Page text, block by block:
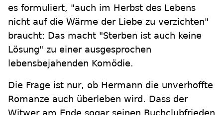
es formuliert, "auch im Herbst des Lebens
nicht auf die Wärme der Liebe zu verzichten"
braucht: Das macht "Sterben ist auch keine
Lösung" zu einer ausgesprochen
lebensbejahenden Komödie.
Die Frage ist nur, ob Hermann die unverhoffte
Romanze auch überleben wird. Dass der
Witwer am Ende sogar seinen Buchclubfrieden